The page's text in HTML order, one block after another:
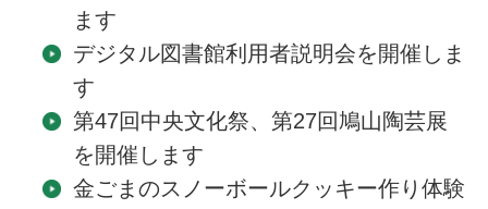
ます
デジタル図書館利用者説明会を開催しま
す
第47回中央文化祭、第27回鳩山陶芸展
を開催します
金ごまのスノーボールクッキー作り体験